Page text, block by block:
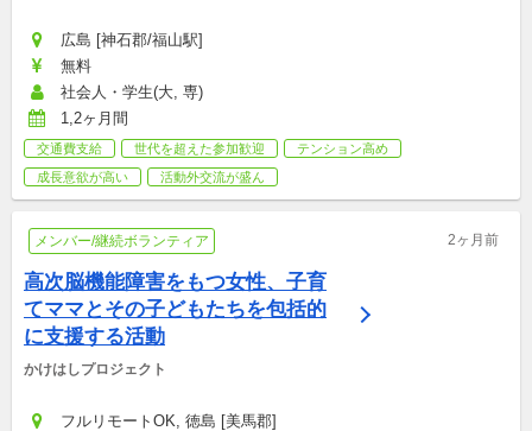
広島 [神石郡/福山駅]
無料
社会人・学生(大, 専)
1,2ヶ月間
交通費支給 世代を超えた参加歓迎
テンション高め
成長意欲が高い
活動外交流が盛ん
メンバー/継続ボランティア 2ヶ月前
高次脳機能障害をもつ女性、子育
てママとその子どもたちを包括的
に支援する活動
かけはしプロジェクト
フルリモートOK, 徳島 [美馬郡]